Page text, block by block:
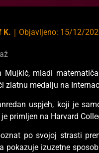
K. ｜ Objavljeno: 15/12/
Mujkić, mladi
zlatnu medalju na
uspjeh, koji je
primljen na Harvard
po svojoj strasti
pokazuje izuzetne